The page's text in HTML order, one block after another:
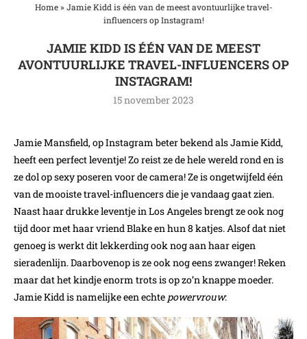
Home» Jamie Kidd is één van de meest avontuurlijke travel-
influencers op Instagram!
JAMIE KIDD IS ÉÉN VAN DE MEEST
AVONTUURLIJKE TRAVEL-INFLUENCERS OP
INSTAGRAM!
15 november 2023
Jamie Mansfield, op Instagram beter bekend als Jamie Kidd,
heeft een perfect leventje! Zo reist ze de hele wereld rond en is
ze dol op sexy poseren voor de camera! Ze is ongetwijfeld één
van de mooiste travel-influencers die je vandaag gaat zien.
Naast haar drukke leventje in Los Angeles brengt ze ook nog
tijd door met haar vriend Blake en hun 8 katjes. Alsof dat niet
genoeg is werkt dit lekkerding ook nog aan haar eigen
sieradenlijn. Daarbovenop is ze ook nog eens zwanger! Reken
maar dat het kindje enorm trots is op zo’n knappe moeder.
Jamie Kidd is namelijke een echte powervrouw: